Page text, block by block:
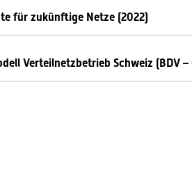
für zukünftige Netze (2022)
Verteilnetzbetrieb Schweiz (BDV –